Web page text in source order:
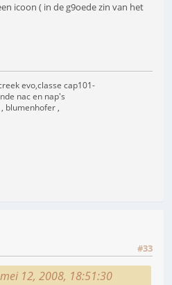
icoon ( in de g9oede zin van het
evo,classe cap101-
nac en nap's
blumenhofer ,
#33
12, 2008, 18:51:30